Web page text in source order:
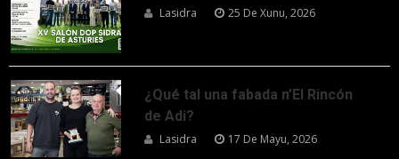
Lasidra 25 De Xunu, 2026
¿Qué tal una fabada n’El Rincón
de Adi?
Lasidra 17 De Mayu, 2026